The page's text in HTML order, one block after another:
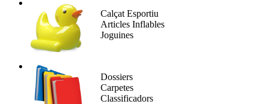
Calçat Esportiu
Articles Inflables
Joguines
Dossiers
Carpetes
Classificadors​